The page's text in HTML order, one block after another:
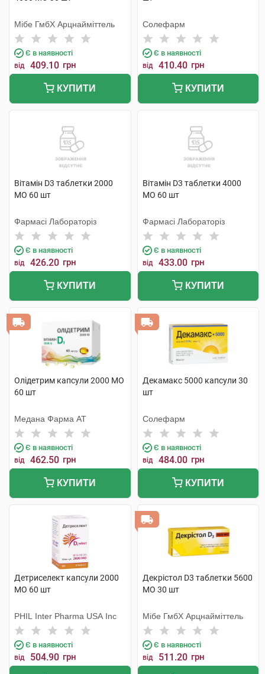
Мібе ГмбХ Арцнайміттель
Є в наявності
від 409.10 грн
КУПИТИ
Солефарм
Є в наявності
від 410.40 грн
КУПИТИ
Вітамін D3 таблетки 2000
МО 60 шт
Фармасі Лабораторіз
Є в наявності
від 426.20 грн
КУПИТИ
Вітамін D3 таблетки 4000
МО 60 шт
Фармасі Лабораторіз
Є в наявності
від 433.00 грн
КУПИТИ
Олідетрим капсули 2000 МО
60 шт
Медана Фарма АТ
Є в наявності
від 462.50 грн
КУПИТИ
Декамакс 5000 капсули 30
шт
Солефарм
Є в наявності
від 484.00 грн
КУПИТИ
Детриселект капсули 2000
МО 60 шт
PHIL Inter Pharma USA Inc
Є в наявності
від 504.90 грн
Декрістол D3 таблетки 5600
МО 30 шт
Мібе ГмбХ Арцнайміттель
Є в наявності
від 511.20 грн